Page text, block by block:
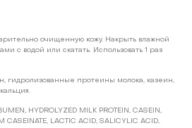
очищенную кожу. Накрыть влажной
с водой или скатать. Использовать 1 раз
гидролизованные протеины молока, казеин,
HYDROLYZED MILK PROTEIN, CASEIN,
CASEINATE, LACTIC ACID, SALICYLIC ACID,